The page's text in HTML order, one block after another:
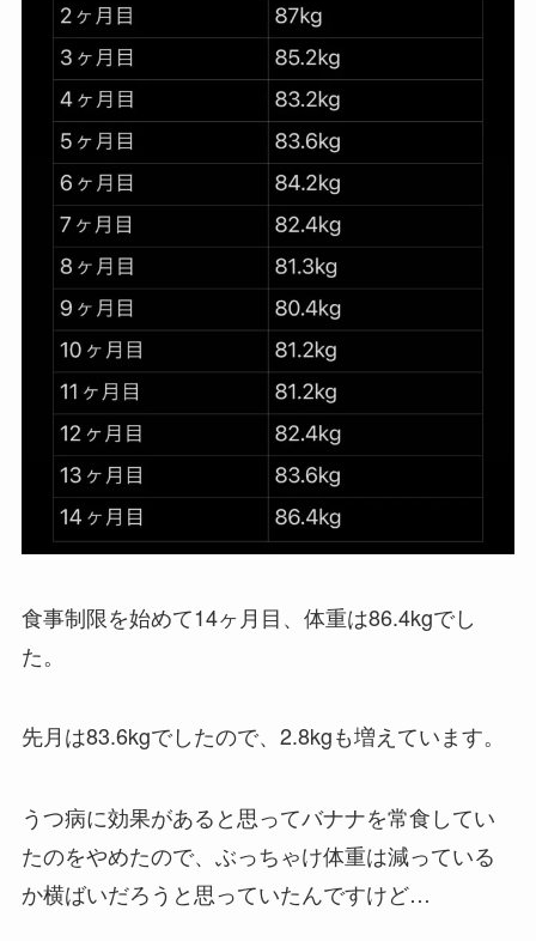
食事制限を始めて14ヶ月目、体重は86.4kgでし
た。
先月は83.6kgでしたので、2.8kgも増えています。
うつ病に効果があると思ってバナナを常食してい
たのをやめたので、ぶっちゃけ体重は減っている
か横ばいだろうと思っていたんですけど…